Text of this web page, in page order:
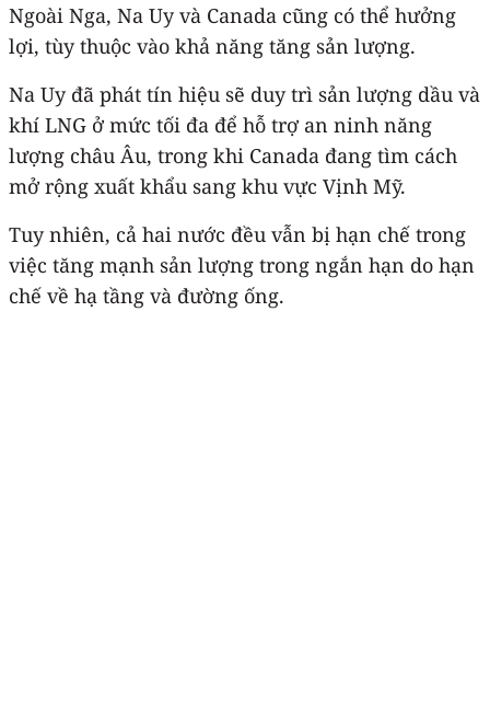
Ngoài Nga, Na Uy và Canada cũng có thể hưởng
lợi, tùy thuộc vào khả năng tăng sản lượng.
Na Uy đã phát tín hiệu sẽ duy trì sản lượng dầu và
khí LNG ở mức tối đa để hỗ trợ an ninh năng
lượng châu Âu, trong khi Canada đang tìm cách
mở rộng xuất khẩu sang khu vực Vịnh Mỹ.
Tuy nhiên, cả hai nước đều vẫn bị hạn chế trong
việc tăng mạnh sản lượng trong ngắn hạn do hạn
chế về hạ tầng và đường ống.